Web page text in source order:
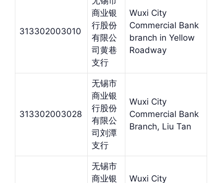
313302003010
商业银
行股份
有限公
司黄巷
支行
Wuxi City
Commercial Bank
branch in Yellow
Roadway
313302003028
无锡市
商业银
行股份
有限公
司刘潭
支行
Wuxi City
Commercial Bank
Branch, Liu Tan
无锡市
商业银
Wuxi City